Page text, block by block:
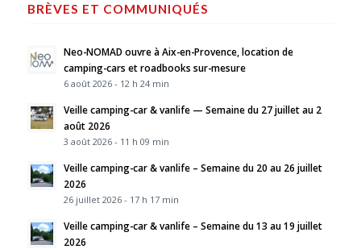
BRÈVES ET COMMUNIQUÉS
Neo-NOMAD ouvre à Aix-en-Provence, location de
camping-cars et roadbooks sur-mesure
6 août 2026 - 12 h 24 min
Veille camping-car & vanlife — Semaine du 27 juillet au 2
août 2026
3 août 2026 - 11 h 09 min
Veille camping-car & vanlife – Semaine du 20 au 26 juillet
2026
26 juillet 2026 - 17 h 17 min
Veille camping-car & vanlife – Semaine du 13 au 19 juillet
2026